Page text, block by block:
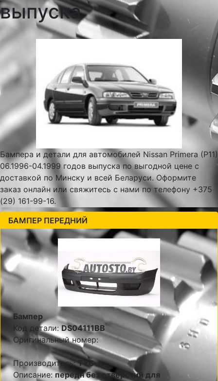
выпуска
Бампера и детали для автомобилей Nissan Primera (P11)
06.1996-04.1999 годов выпуска по выгодной цене с
доставкой по Минску и всей Беларуси. Оформите
заказ онлайн или свяжитесь с нами по телефону +375
(29) 161-99-16.
БАМПЕР ПЕРЕДНИЙ
Бампер
Код детали:DS04111BB
Оригинальный номер:
Производитель:TYG
Описание:передн без отверстий для